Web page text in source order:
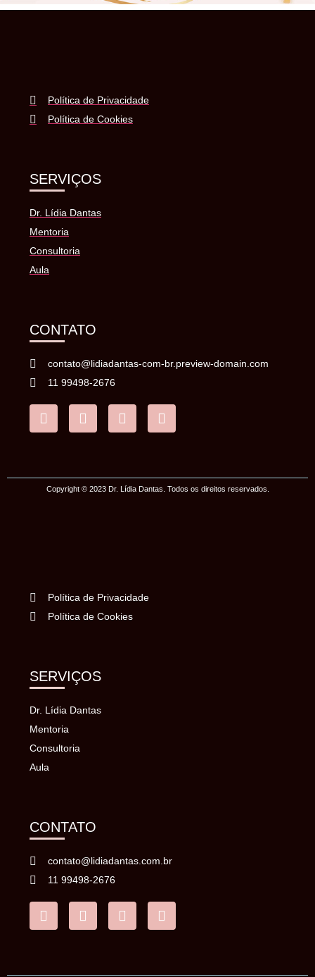
Política de Privacidade
Política de Cookies
SERVIÇOS
Dr. Lídia Dantas
Mentoria
Consultoria
Aula
CONTATO
contato@lidiadantas-com-br.preview-domain.com
11 99498-2676
Copyright © 2023 Dr. Lídia Dantas. Todos os direitos reservados.
Política de Privacidade
Política de Cookies
SERVIÇOS
Dr. Lídia Dantas
Mentoria
Consultoria
Aula
CONTATO
contato@lidiadantas.com.br
11 99498-2676